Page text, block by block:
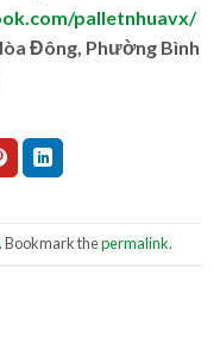
palletnhuavx/
Đông, Phường Bình
Bookmark thepermalink.